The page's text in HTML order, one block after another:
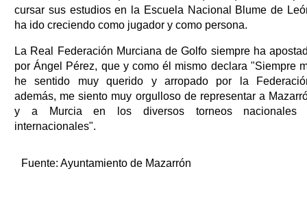
cursar sus estudios en la Escuela Nacional Blume de
ha ido creciendo como jugador y como persona.
La Real Federación Murciana de Golfo siempre ha
por Ángel Pérez, que y como él mismo declara "Siempre
he sentido muy querido y arropado por la
además, me siento muy orgulloso de representar a
y a Murcia en los diversos torneos nacionales
internacionales".
Fuente: Ayuntamiento de Mazarrón